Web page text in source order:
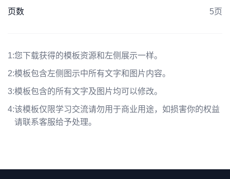
页数 5页
1:您下载获得的模板资源和左侧展示一样。
2:模板包含左侧图示中所有文字和图片内容。
3:模板包含的所有文字及图片均可以修改。
4:该模板仅限学习交流请勿用于商业用途，如损害你的权益
请联系客服给予处理。